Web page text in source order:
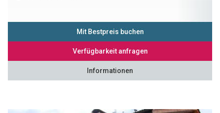
Mit Bestpreis buchen
Verfügbarkeit anfragen
Informationen